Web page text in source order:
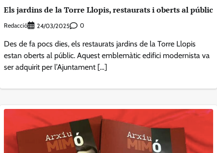
Els jardins de la Torre Llopis, restaurats i oberts al públic
Redacció 24/03/2025 0
Des de fa pocs dies, els restaurats jardins de la Torre Llopis
estan oberts al públic. Aquest emblemàtic edifici modernista va
ser adquirit per l’Ajuntament […]